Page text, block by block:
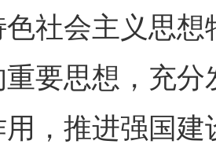
社会主义思
要思想，充
，推进强国